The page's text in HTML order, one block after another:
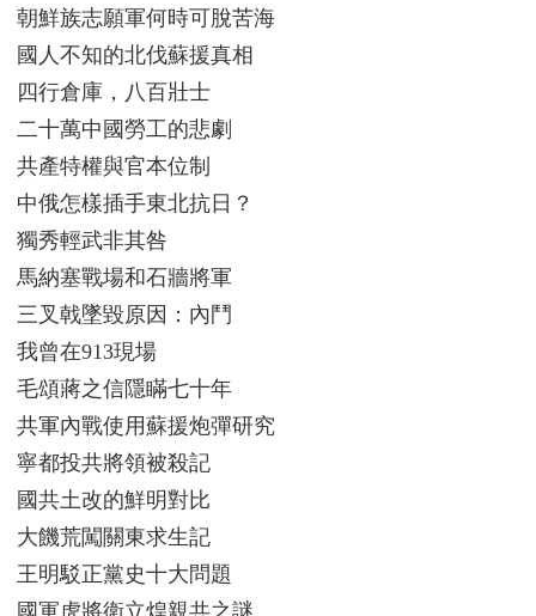
朝鮮族志願軍何時可脫苦海
國人不知的北伐蘇援真相
四行倉庫，八百壯士
二十萬中國勞工的悲劇
共產特權與官本位制
中俄怎樣插手東北抗日？
獨秀輕武非其咎
馬納塞戰場和石牆將軍
三叉戟墜毀原因：內鬥
我曾在913現場
毛頌蔣之信隱瞞七十年
共軍內戰使用蘇援炮彈研究
寧都投共將領被殺記
國共土改的鮮明對比
大饑荒闖關東求生記
王明駁正黨史十大問題
國軍虎將衛立煌親共之謎